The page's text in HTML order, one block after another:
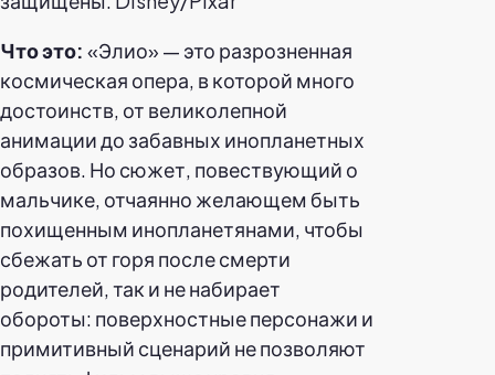
Что это: «Элио» — это разрозненная
космическая опера, в которой много
достоинств, от великолепной
анимации до забавных инопланетных
образов. Но сюжет, повествующий о
мальчике, отчаянно желающем быть
похищенным инопланетянами, чтобы
сбежать от горя после смерти
родителей, так и не набирает
обороты: поверхностные персонажи и
примитивный сценарий не позволяют